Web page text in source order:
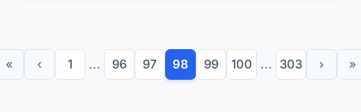
« ‹ 1 ... 96 97 98 99 100 ... 303 › »